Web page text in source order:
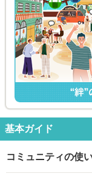
基本ガイド
コミュニティの使